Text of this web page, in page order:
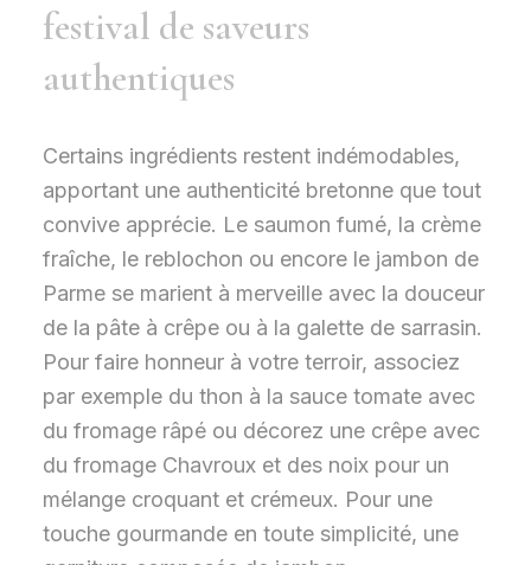
festival de saveurs
authentiques
Certains ingrédients restent indémodables,
apportant une authenticité bretonne que tout
convive apprécie. Le saumon fumé, la crème
fraîche, le reblochon ou encore le jambon de
Parme se marient à merveille avec la douceur
de la pâte à crêpe ou à la galette de sarrasin.
Pour faire honneur à votre terroir, associez
par exemple du thon à la sauce tomate avec
du fromage râpé ou décorez une crêpe avec
du fromage Chavroux et des noix pour un
mélange croquant et crémeux. Pour une
touche gourmande en toute simplicité, une